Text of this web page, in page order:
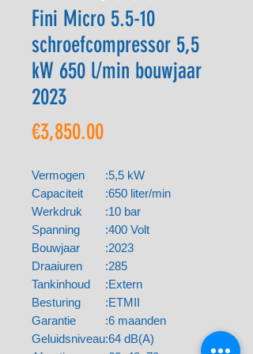
Fini Micro 5.5-10
schroefcompressor 5,5
kW 650 l/min bouwjaar
2023
€3,850.00Price
Vermogen :5,5 kW
Capaciteit
:650 liter/min
Werkdruk
:10 bar
Spanning
:400 Volt
Bouwjaar
:2023
Draaiuren
:285
Tankinhoud
:Extern
Besturing
:ETMII
Garantie
:6 maanden
Geluidsniveau:64 dB(A)